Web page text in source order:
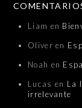
Liam en
Oliver en
Noah en
Lucas en La
irrelevante